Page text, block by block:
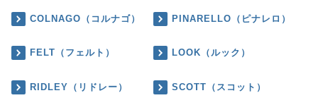
COLNAGO（コルナゴ） PINARELLO（ピナレロ）
FELT（フェルト） LOOK（ルック）
RIDLEY（リドレー） SCOTT（スコット）